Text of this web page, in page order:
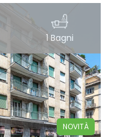
1 Bagni
NOVITÀ